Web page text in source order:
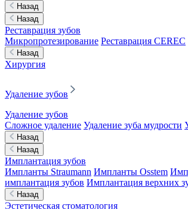
Назад
Назад
Реставрация зубов
Микропротезирование Реставрация CEREC
Назад
Хирургия
Удаление зубов
Удаление зубов
Сложное удаление Удаление зуба мудрости
Назад
Назад
Имплантация зубов
Импланты Straumann Импланты Osstem
имплантация зубов Имплантация верхних
Назад
Эстетическая стоматология